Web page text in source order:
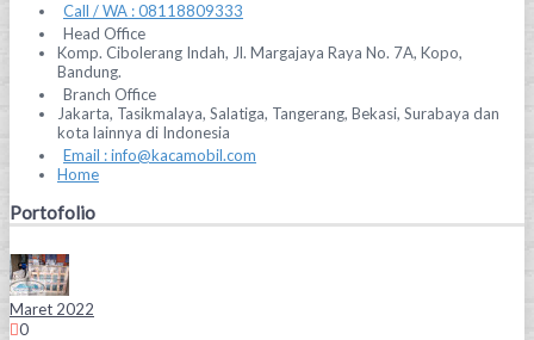
Call / WA : 08118809333
Head Office
Komp. Cibolerang Indah, Jl. Margajaya Raya No. 7A, Kopo,
Bandung.
Branch Office
Jakarta, Tasikmalaya, Salatiga, Tangerang, Bekasi, Surabaya dan
kota lainnya di Indonesia
Email : info@kacamobil.com
Home
Portofolio
Maret 2022
0